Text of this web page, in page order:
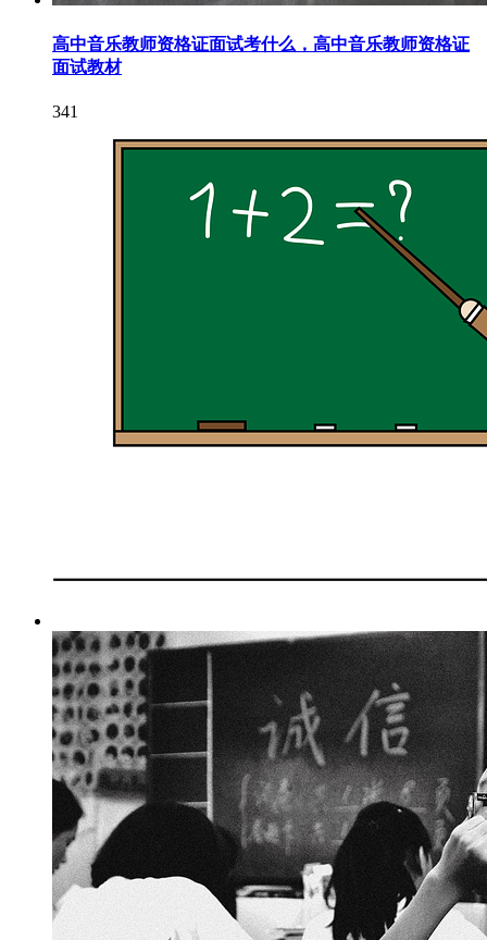
高中音乐教师资格证面试考什么，高中音乐教师资格证
面试教材
341